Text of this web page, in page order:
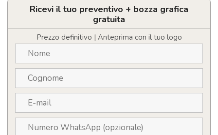
isolamento
quantità
Ricevi il tuo preventivo + bozza grafica
gratuita
Prezzo definitivo | Anteprima con il tuo logo